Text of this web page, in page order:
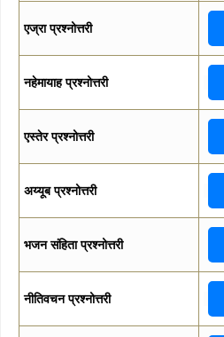
एज्रा प्रश्नोत्तरी
नहेमायाह प्रश्नोत्तरी
एस्तेर प्रश्नोत्तरी
अय्यूब प्रश्नोत्तरी
भजन संहिता प्रश्नोत्तरी
नीतिवचन प्रश्नोत्तरी